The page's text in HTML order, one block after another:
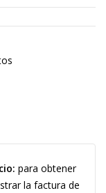
para obtener
la factura de